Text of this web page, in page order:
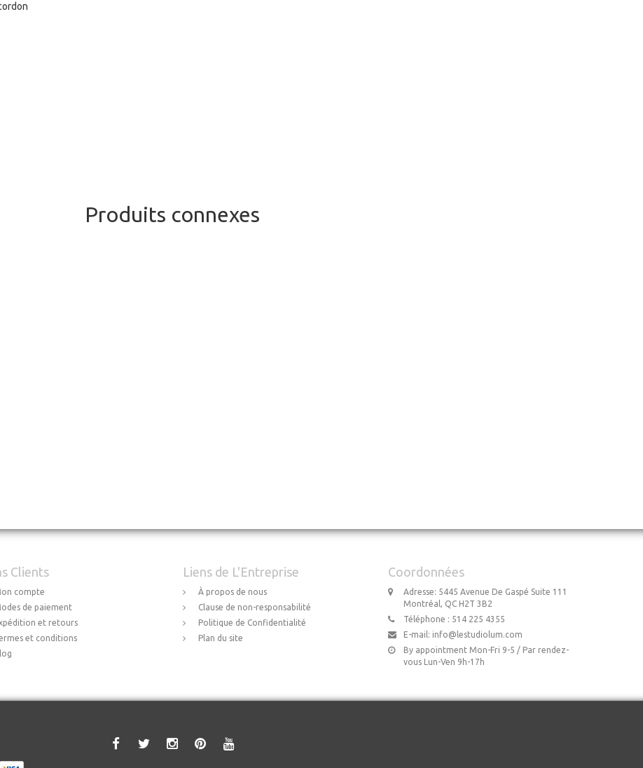
Produits connexes
Clients
compte
de paiement
et retours
et conditions
Liens de L'Entreprise
À propos de nous
Clause de non-responsabilité
Politique de Confidentialité
Plan du site
Coordonnées
Adresse: 5445 Avenue De Gaspé Suite 111
Montréal, QC H2T 3B2
Téléphone : 514 225 4355
E-mail: info@lestudiolum.com
By appointment Mon-Fri 9-5 / Par rendez-
vous Lun-Ven 9h-17h